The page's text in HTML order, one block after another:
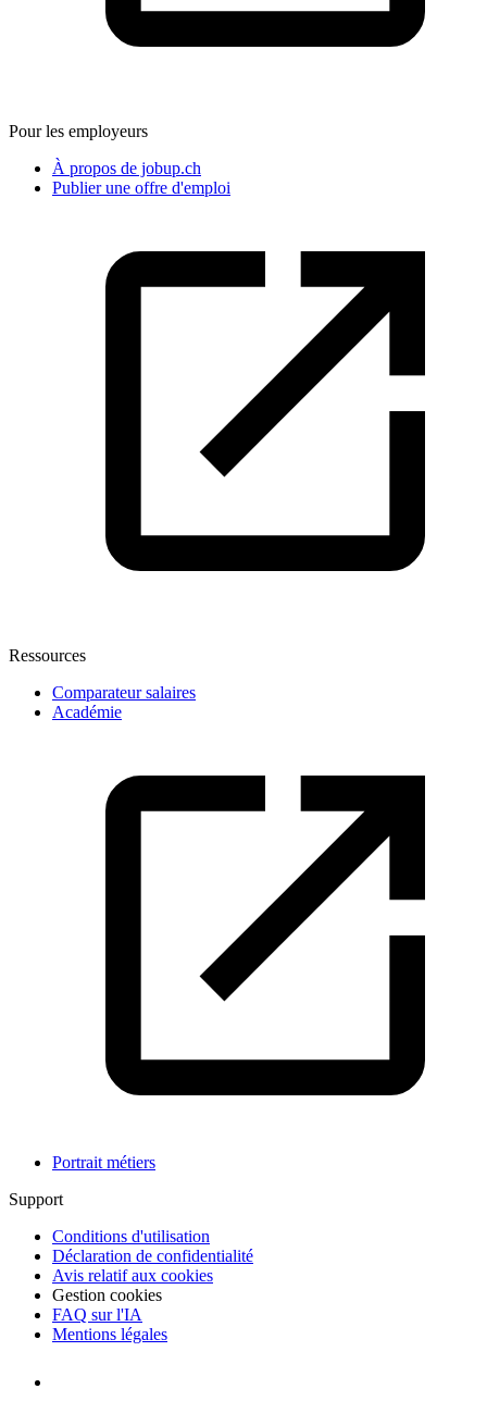
Pour les employeurs
À propos de jobup.ch
Publier une offre d'emploi
Ressources
Comparateur salaires
Académie
Portrait métiers
Support
Conditions d'utilisation
Déclaration de confidentialité
Avis relatif aux cookies
Gestion cookies
FAQ sur l'IA
Mentions légales